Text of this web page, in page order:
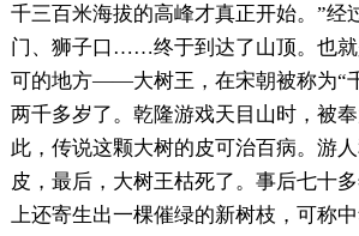
千三百米海拔的高峰才真正开始。”经
门、狮子口……终于到达了山顶。也就
可的地方——大树王，在宋朝被称为“
两千多岁了。乾隆游戏天目山时，被
此，传说这颗大树的皮可治百病。游
皮，最后，大树王枯死了。事后七十
上还寄生出一棵催绿的新树枝，可称中